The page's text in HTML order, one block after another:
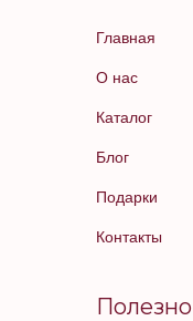
Главная
О нас
Каталог
Блог
Подарки
Контакты
Полезно